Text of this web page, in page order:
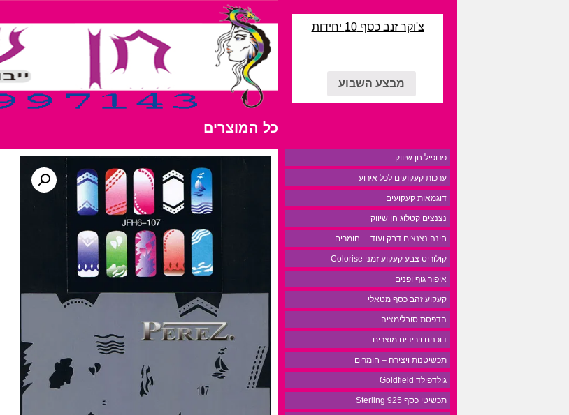
צ'וקר זנב כסף 10 יחידות
מבצע השבוע
כל המוצרים
פרופיל חן שיווק
ערכות קעקועים לכל אירוע
דוגמאות קעקועים
נצנצים קטלוג חן שיווק
חינה נצנצים דבק ועוד….חומרים
קולוריס צבע קעקוע זמני Colorise
איפור גוף ופנים
קעקוע זהב כסף מטאלי
הדפסת סובלימציה
דוכנים וירידים מוצרים
תכשיטנות ויצירה – חומרים
גולדפילד Goldfield
תכשיטי כסף 925 Sterling